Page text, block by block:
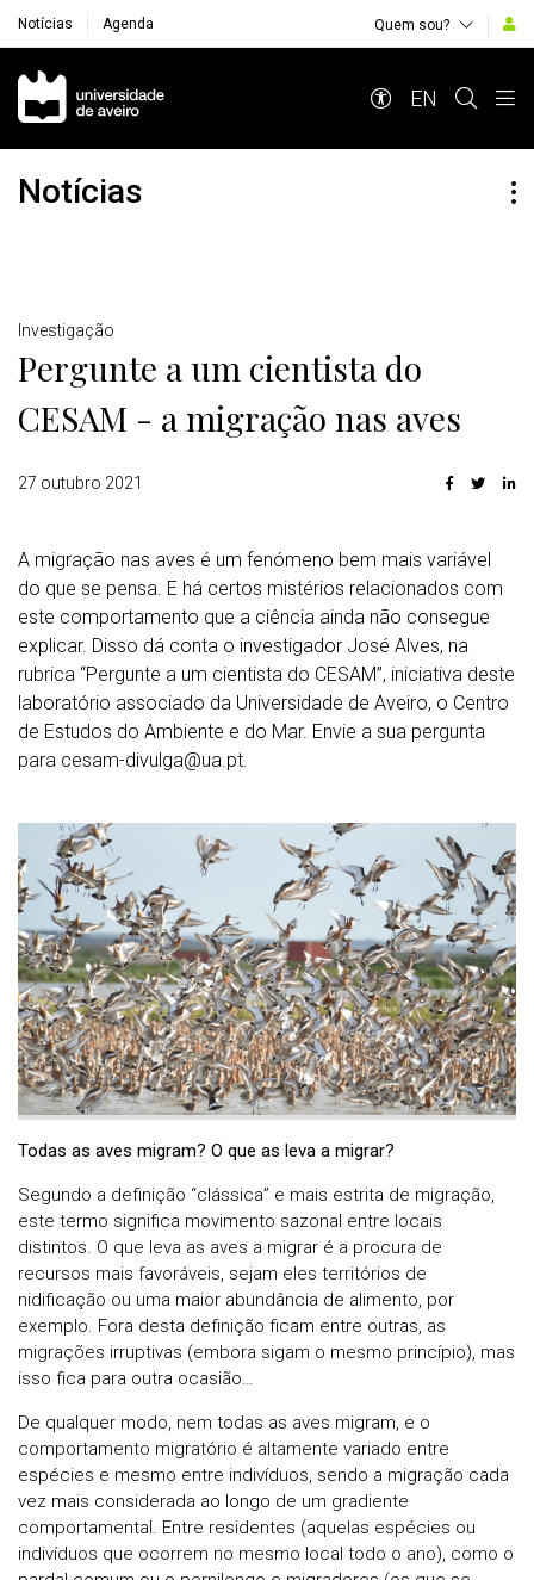
Notícias Agenda Quem sou?
Navegação Principal
EN
Notícias
Detalhes
Investigação
Pergunte a um cientista do
CESAM - a migração nas aves
27 outubro 2021
A migração nas aves é um fenómeno bem mais variável
do que se pensa. E há certos mistérios relacionados com
este comportamento que a ciência ainda não consegue
explicar. Disso dá conta o investigador José Alves, na
rubrica “Pergunte a um cientista do CESAM”, iniciativa deste
laboratório associado da Universidade de Aveiro, o Centro
de Estudos do Ambiente e do Mar. Envie a sua pergunta
para cesam-divulga@ua.pt.
Todas as aves migram? O que as leva a migrar?
Segundo a definição “clássica” e mais estrita de migração,
este termo significa movimento sazonal entre locais
distintos. O que leva as aves a migrar é a procura de
recursos mais favoráveis, sejam eles territórios de
nidificação ou uma maior abundância de alimento, por
exemplo. Fora desta definição ficam entre outras, as
migrações irruptivas (embora sigam o mesmo princípio), mas
isso fica para outra ocasião…
De qualquer modo, nem todas as aves migram, e o
comportamento migratório é altamente variado entre
espécies e mesmo entre indivíduos, sendo a migração cada
vez mais considerada ao longo de um gradiente
comportamental. Entre residentes (aquelas espécies ou
indivíduos que ocorrem no mesmo local todo o ano), como o